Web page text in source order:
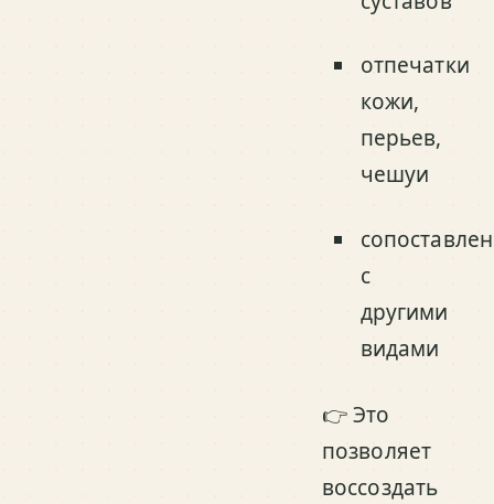
отпечатки
кожи,
перьев,
чешуи
с
другими
видами
👉 Это
позволяет
воссоздать